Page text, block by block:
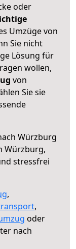
oder
Umzüge von
Sie nicht
Lösung für
wollen,
von
Sie sie
Würzburg
Würzburg,
stressfrei
,
,
oder
nach